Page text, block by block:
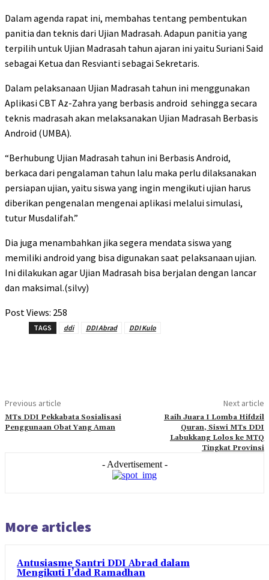
Dalam agenda rapat ini, membahas tentang pembentukan
panitia dan teknis dari Ujian Madrasah. Adapun panitia yang
terpilih untuk Ujian Madrasah tahun ajaran ini yaitu Suriani Said
sebagai Ketua dan Resvianti sebagai Sekretaris.
Dalam pelaksanaan Ujian Madrasah tahun ini menggunakan
Aplikasi CBT Az-Zahra yang berbasis android sehingga secara
teknis madrasah akan melaksanakan Ujian Madrasah Berbasis
Android (UMBA).
“Berhubung Ujian Madrasah tahun ini Berbasis Android,
berkaca dari pengalaman tahun lalu maka perlu dilaksanakan
persiapan ujian, yaitu siswa yang ingin mengikuti ujian harus
diberikan pengenalan mengenai aplikasi melalui simulasi,
tutur Musdalifah.”
Dia juga menambahkan jika segera mendata siswa yang
memiliki android yang bisa digunakan saat pelaksanaan ujian.
Ini dilakukan agar Ujian Madrasah bisa berjalan dengan lancar
dan maksimal.(silvy)
Post Views: 258
TAGS ddi DDI Abrad DDI Kulo
Previous article
MTs DDI Pekkabata Sosialisasi
Penggunaan Obat Yang Aman
Next article
Raih Juara I Lomba Hifdzil
Quran, Siswi MTs DDI
Labukkang Lolos ke MTQ
Tingkat Provinsi
- Advertisement -
More articles
Antusiasme Santri DDI Abrad dalam
Mengikuti I’dad Ramadhan